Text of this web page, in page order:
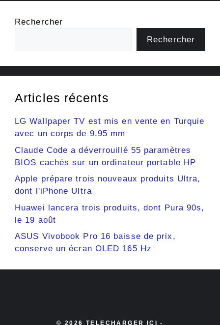
Rechercher
Rechercher
Articles récents
LG Wallpaper TV est mis en vente en Turquie
avec un corps de 9,95 mm
Claude Code a déverrouillé 55 paramètres
BIOS cachés sur un ordinateur portable HP
Apple prépare trois nouveaux produits Ultra,
dont l'iPhone Ultra
Huawei lancera trois produits, dont Pura 90s,
le 19 août
ASUS Vivobook Pro 16 baisse de prix,
conserve un écran OLED 165 Hz
© 2026 TELECHARGER ICI -